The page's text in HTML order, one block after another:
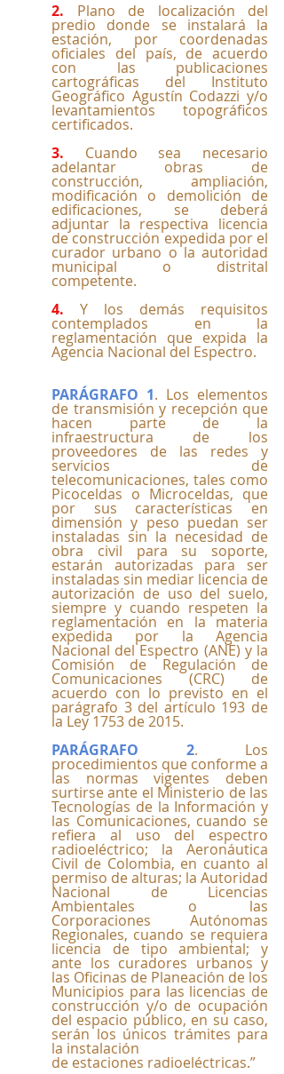
2. Plano de localización del
predio donde se instalará la
estación, por coordenadas
oficiales del país, de acuerdo
con las publicaciones
cartográficas del Instituto
Geográfico Agustín Codazzi y/o
levantamientos topográficos
certificados.
3. Cuando sea necesario
adelantar obras de
construcción, ampliación,
modificación o demolición de
edificaciones, se deberá
adjuntar la respectiva licencia
de construcción expedida por el
curador urbano o la autoridad
municipal o distrital
competente.
4. Y los demás requisitos
contemplados en la
reglamentación que expida la
Agencia Nacional del Espectro.
PARÁGRAFO 1. Los elementos
de transmisión y recepción que
hacen parte de la
infraestructura de los
proveedores de las redes y
servicios de
telecomunicaciones, tales como
Picoceldas o Microceldas, que
por sus características en
dimensión y peso puedan ser
instaladas sin la necesidad de
obra civil para su soporte,
estarán autorizadas para ser
instaladas sin mediar licencia de
autorización de uso del suelo,
siempre y cuando respeten la
reglamentación en la materia
expedida por la Agencia
Nacional del Espectro (ANE) y la
Comisión de Regulación de
Comunicaciones (CRC) de
acuerdo con lo previsto en el
parágrafo 3 del artículo 193 de
la Ley 1753 de 2015.
PARÁGRAFO 2. Los
procedimientos que conforme a
las normas vigentes deben
surtirse ante el Ministerio de las
Tecnologías de la Información y
las Comunicaciones, cuando se
refiera al uso del espectro
radioeléctrico; la Aeronáutica
Civil de Colombia, en cuanto al
permiso de alturas; la Autoridad
Nacional de Licencias
Ambientales o las
Corporaciones Autónomas
Regionales, cuando se requiera
licencia de tipo ambiental; y
ante los curadores urbanos y
las Oficinas de Planeación de los
Municipios para las licencias de
construcción y/o de ocupación
del espacio público, en su caso,
serán los únicos trámites para
la instalación
de estaciones radioeléctricas.”